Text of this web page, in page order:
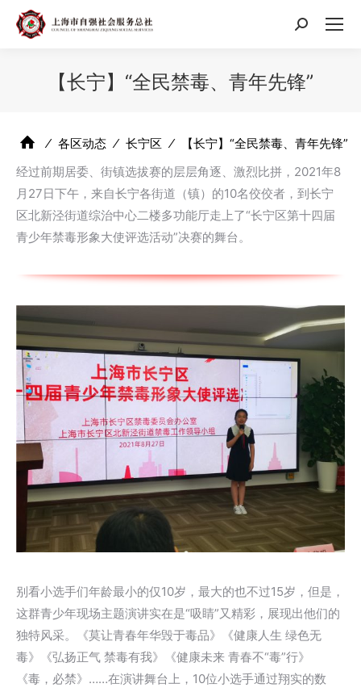
搜
【长宁】“全民禁毒、青年先锋”
⁄ 各区动态 ⁄ 长宁区 ⁄
【长宁】“全民禁毒、青年先锋”
经过前期居委、街镇选拔赛的层层角逐、激烈比拼，2021年8
月27日下午，来自长宁各街道（镇）的10名佼佼者，到长宁
区北新泾街道综治中心二楼多功能厅走上了“长宁区第十四届
青少年禁毒形象大使评选活动”决赛的舞台。
别看小选手们年龄最小的仅10岁，最大的也不过15岁，但是，
这群青少年现场主题演讲实在是“吸睛”又精彩，展现出他们的
独特风采。《莫让青春年华毁于毒品》《健康人生 绿色无
毒》《弘扬正气 禁毒有我》《健康未来 青春不“毒”行》
《毒，必禁》……在演讲舞台上，10位小选手通过翔实的数